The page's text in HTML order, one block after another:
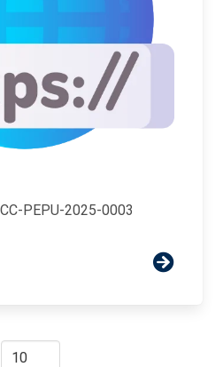
PEPU-2025-0003